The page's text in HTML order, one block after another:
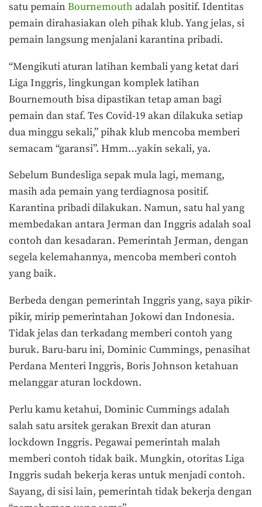
satu pemain Bournemouth adalah positif. Identitas
pemain dirahasiakan oleh pihak klub. Yang jelas, si
pemain langsung menjalani karantina pribadi.
“Mengikuti aturan latihan kembali yang ketat dari
Liga Inggris, lingkungan komplek latihan
Bournemouth bisa dipastikan tetap aman bagi
pemain dan staf. Tes Covid-19 akan dilakuka setiap
dua minggu sekali,” pihak klub mencoba memberi
semacam “garansi”. Hmm…yakin sekali, ya.
Sebelum Bundesliga sepak mula lagi, memang,
masih ada pemain yang terdiagnosa positif.
Karantina pribadi dilakukan. Namun, satu hal yang
membedakan antara Jerman dan Inggris adalah soal
contoh dan kesadaran. Pemerintah Jerman, dengan
segela kelemahannya, mencoba memberi contoh
yang baik.
Berbeda dengan pemerintah Inggris yang, saya pikir-
pikir, mirip pemerintahan Jokowi dan Indonesia.
Tidak jelas dan terkadang memberi contoh yang
buruk. Baru-baru ini, Dominic Cummings, penasihat
Perdana Menteri Inggris, Boris Johnson ketahuan
melanggar aturan lockdown.
Perlu kamu ketahui, Dominic Cummings adalah
salah satu arsitek gerakan Brexit dan aturan
lockdown Inggris. Pegawai pemerintah malah
memberi contoh tidak baik. Mungkin, otoritas Liga
Inggris sudah bekerja keras untuk menjadi contoh.
Sayang, di sisi lain, pemerintah tidak bekerja dengan